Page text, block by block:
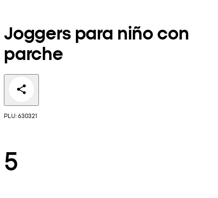
Joggers para niño con
parche
PLU: 630321
5